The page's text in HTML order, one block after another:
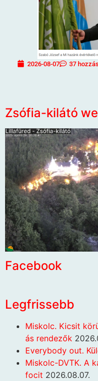
2026-08-07 37
Zsófia-kilátó
Facebook
Legfrissebb
Miskolc. Kicsit
ás rendezők
Everybody out.
Miskolc-DVTK. A
focit 2026.08.07.